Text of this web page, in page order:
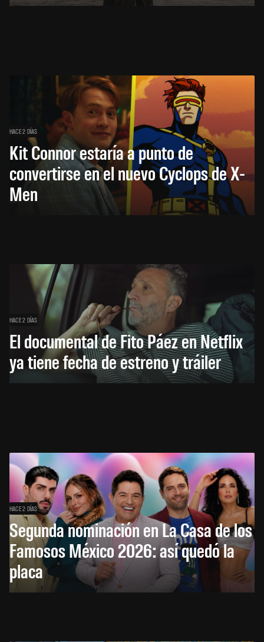
HACE 2 DÍAS
Kit Connor estaría a punto de
convertirse en el nuevo Cyclops de X-
Men
HACE 2 DÍAS
El documental de Fito Páez en Netflix
ya tiene fecha de estreno y tráiler
HACE 2 DÍAS
Segunda nominación en La Casa de los
Famosos México 2026: así quedó la
placa